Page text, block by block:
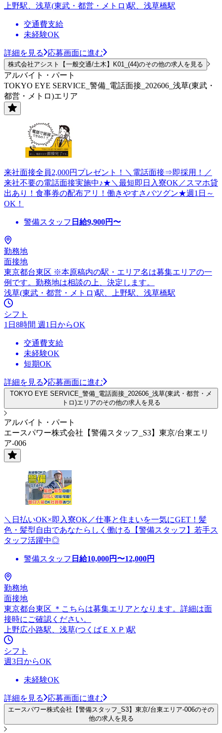
上野駅、浅草(東武・都営・メトロ)駅、浅草橋駅
交通費支給
未経験OK
詳細を見る 応募画面に進む
株式会社アシスト【一般交通/土木】K01_(44)のその他の求人を見る
アルバイト・パート
TOKYO EYE SERVICE_警備_電話面接_202606_浅草(東武・
都営・メトロ)エリア
来社面接全員2,000円プレゼント！＼電話面接⇒即採用！／
来社不要の電話面接実施中♪★＼最短即日入寮OK／スマホ貸
出あり！食事券の配布アリ！働きやすさバツグン★週1日～
OK！
警備スタッフ 日給9,900円〜
勤務地
面接地
東京都台東区 ※本原稿内の駅・エリア名は募集エリアの一
例です。勤務地は相談の上、決定します。
浅草(東武・都営・メトロ)駅、上野駅、浅草橋駅
シフト
1日8時間 週1日からOK
交通費支給
未経験OK
短期OK
詳細を見る 応募画面に進む
TOKYO EYE SERVICE_警備_電話面接_202606_浅草(東武・都営・メ
トロ)エリアのその他の求人を見る
アルバイト・パート
エースパワー株式会社【警備スタッフ_S3】東京/台東エリ
ア-006
＼日払いOK×即入寮OK／仕事と住まいを一気にGET！髪
色・髪型自由であなたらしく働ける【警備スタッフ】若手ス
タッフ活躍中◎
警備スタッフ 日給10,000円〜12,000円
勤務地
面接地
東京都台東区 ＊こちらは募集エリアとなります。詳細は面
接時にご確認ください。
上野広小路駅、浅草(つくばＥＸＰ)駅
シフト
週3日からOK
未経験OK
詳細を見る 応募画面に進む
エースパワー株式会社【警備スタッフ_S3】東京/台東エリア-006のその
他の求人を見る